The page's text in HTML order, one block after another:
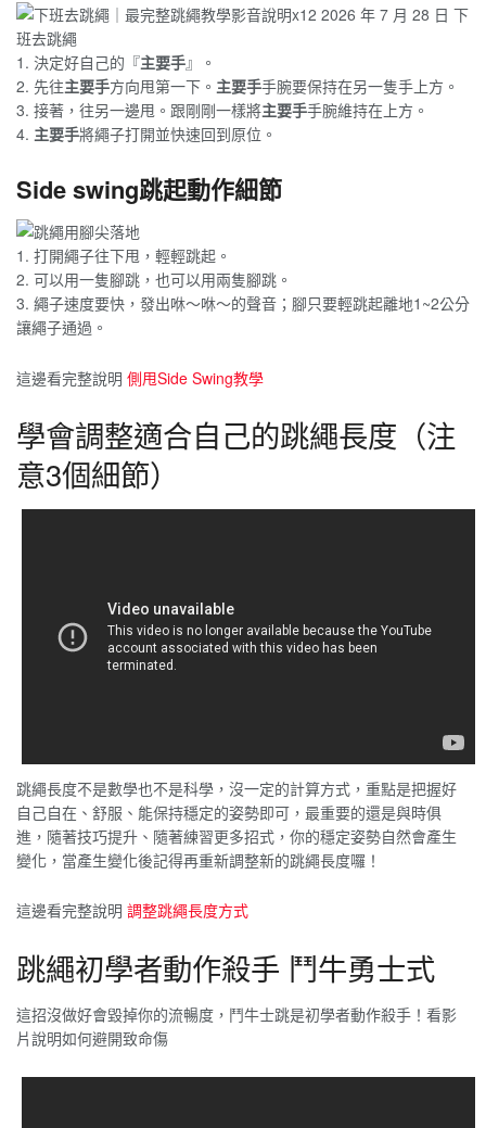
1. 決定好自己的『主要手』。
2. 先往主要手方向甩第一下。 主要手手腕要保持在另一隻手上方。
3. 接著，往另一邊甩。跟剛剛一樣將主要手手腕維持在上方。
4. 主要手將繩子打開並快速回到原位。
Side swing跳起動作細節
1. 打開繩子往下甩，輕輕跳起。
2. 可以用一隻腳跳，也可以用兩隻腳跳。
3. 繩子速度要快，發出咻～咻～的聲音；腳只要輕跳起離地1~2公分
讓繩子通過。
這邊看完整說明 側甩Side Swing教學
學會調整適合自己的跳繩長度（注
意3個細節）
跳繩長度不是數學也不是科學，沒一定的計算方式，重點是把握好
自己自在、舒服、能保持穩定的姿勢即可，最重要的還是與時俱
進，隨著技巧提升、隨著練習更多招式，你的穩定姿勢自然會產生
變化，當產生變化後記得再重新調整新的跳繩長度囉！
這邊看完整說明 調整跳繩長度方式
跳繩初學者動作殺手 鬥牛勇士式
這招沒做好會毀掉你的流暢度，鬥牛士跳是初學者動作殺手！看影
片說明如何避開致命傷